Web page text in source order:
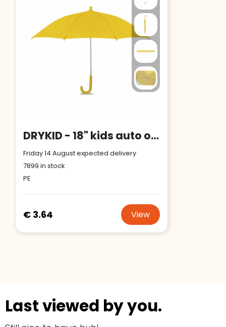
DRYKID - 18" kids auto open umbrella
Friday 14 August expected delivery
7899 in stock
PE
€ 3.64 View
Last viewed by you.